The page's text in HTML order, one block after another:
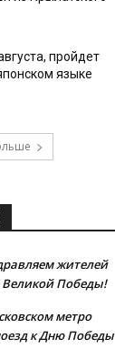
пройдет
языке
жителей
Великой Победы!
метро
к Дню Победы